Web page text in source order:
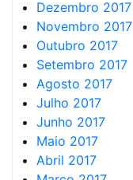
Dezembro 2017
Novembro 2017
Outubro 2017
Setembro 2017
Agosto 2017
Julho 2017
Junho 2017
Maio 2017
Abril 2017